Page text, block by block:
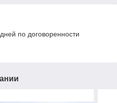
по договоренности